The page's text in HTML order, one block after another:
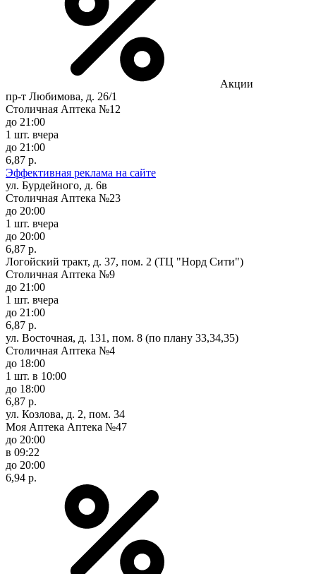
Акции
пр-т Любимова, д. 26/1
Столичная Аптека №12
до 21:00
1 шт. вчера
до 21:00
6,87 р.
Эффективная реклама на сайте
ул. Бурдейного, д. 6в
Столичная Аптека №23
до 20:00
1 шт. вчера
до 20:00
6,87 р.
Логойский тракт, д. 37, пом. 2 (ТЦ "Норд Сити")
Столичная Аптека №9
до 21:00
1 шт. вчера
до 21:00
6,87 р.
ул. Восточная, д. 131, пом. 8 (по плану 33,34,35)
Столичная Аптека №4
до 18:00
1 шт. в 10:00
до 18:00
6,87 р.
ул. Козлова, д. 2, пом. 34
Моя Аптека Аптека №47
до 20:00
в 09:22
до 20:00
6,94 р.